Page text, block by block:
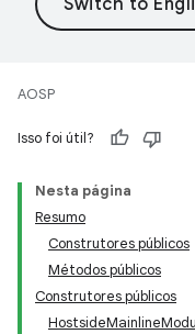
AOSP
Isso foi útil?
Nesta página
Resumo
Construtores públicos
Métodos públicos
Construtores públicos